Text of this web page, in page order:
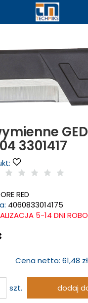
3301417
RED
4060833014175
5-14 DNI
Cena netto: 61,48 zł
szt.
dodaj